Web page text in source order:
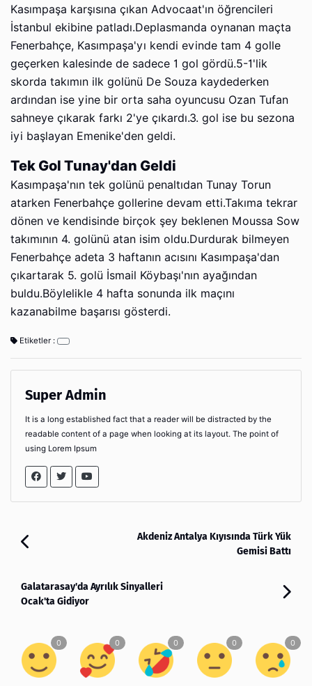
Kasımpaşa karşısına çıkan Advocaat'ın öğrencileri
İstanbul ekibine patladı.Deplasmanda oynanan maçta
Fenerbahçe, Kasımpaşa'yı kendi evinde tam 4 golle
geçerken kalesinde de sadece 1 gol gördü.5-1'lik
skorda takımın ilk golünü De Souza kaydederken
ardından ise yine bir orta saha oyuncusu Ozan Tufan
sahneye çıkarak farkı 2'ye çıkardı.3. gol ise bu sezona
iyi başlayan Emenike'den geldi.
Tek Gol Tunay'dan Geldi
Kasımpaşa'nın tek golünü penaltıdan Tunay Torun
atarken Fenerbahçe gollerine devam etti.Takıma tekrar
dönen ve kendisinde birçok şey beklenen Moussa Sow
takımının 4. golünü atan isim oldu.Durdurak bilmeyen
Fenerbahçe adeta 3 haftanın acısını Kasımpaşa'dan
çıkartarak 5. golü İsmail Köybaşı'nın ayağından
buldu.Böylelikle 4 hafta sonunda ilk maçını
kazanabilme başarısı gösterdi.
Etiketler :
Super Admin
It is a long established fact that a reader will be distracted by the
readable content of a page when looking at its layout. The point of
using Lorem Ipsum
Akdeniz Antalya Kıyısında Türk Yük
Gemisi Battı
Galatarasay'da Ayrılık Sinyalleri
Ocak'ta Gidiyor